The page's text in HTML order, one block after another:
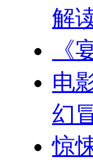
解
《
电
幻
惊